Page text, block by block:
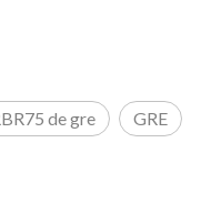
de gre
GRE